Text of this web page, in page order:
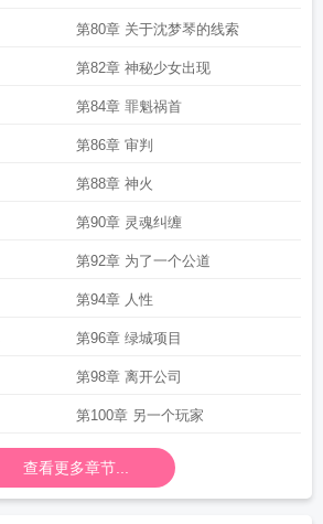
第80章 关于沈梦琴的线索
第82章 神秘少女出现
第84章 罪魁祸首
第86章 审判
第88章 神火
第90章 灵魂纠缠
第92章 为了一个公道
第94章 人性
第96章 绿城项目
第98章 离开公司
第100章 另一个玩家
查看更多章节...